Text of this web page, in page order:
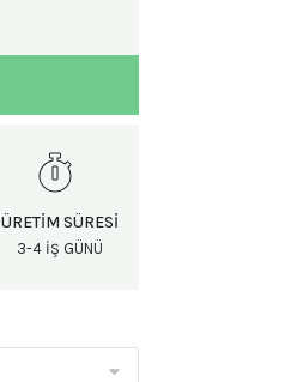
ÜRETIM SÜRESI
3-4 IŞ GÜNÜ